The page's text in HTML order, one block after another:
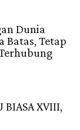
Dunia
Batas, Tetap
BIASA XVIII,